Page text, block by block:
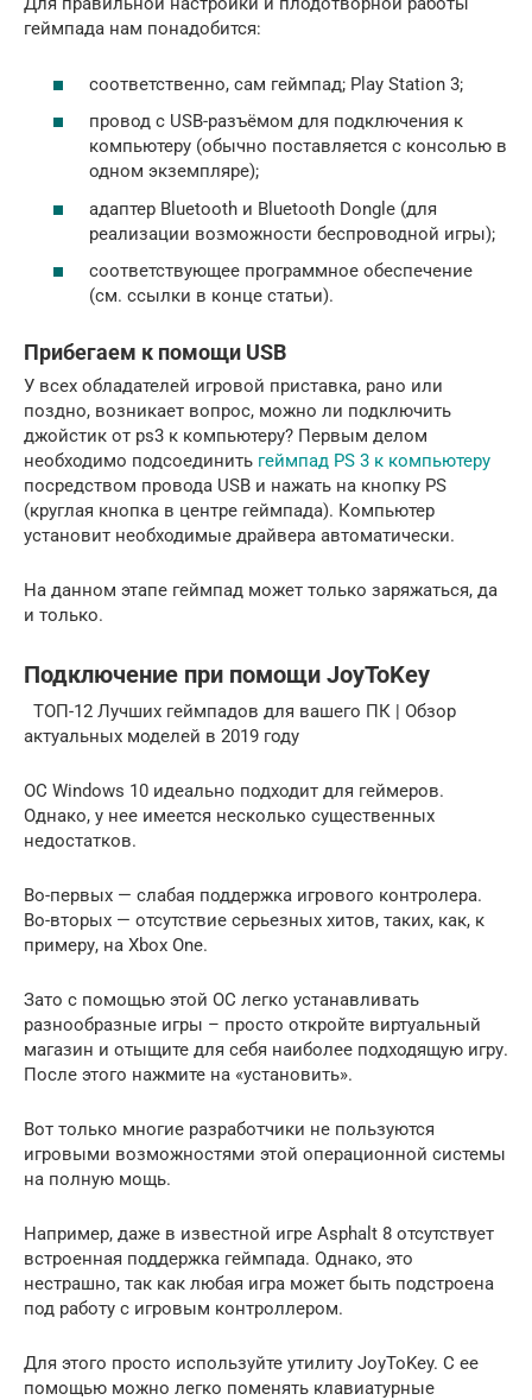
геймпада нам понадобится:
соответственно, сам геймпад; Play Station 3;
провод с USB-разъёмом для подключения к
компьютеру (обычно поставляется с консолью в
одном экземпляре);
адаптер Bluetooth и Bluetooth Dongle (для
реализации возможности беспроводной игры);
соответствующее программное обеспечение
(см. ссылки в конце статьи).
Прибегаем к помощи USB
У всех обладателей игровой приставка, рано или
поздно, возникает вопрос, можно ли подключить
джойстик от ps3 к компьютеру? Первым делом
необходимо подсоединить геймпад PS 3 к компьютеру
посредством провода USB и нажать на кнопку PS
(круглая кнопка в центре геймпада). Компьютер
установит необходимые драйвера автоматически.
На данном этапе геймпад может только заряжаться, да
и только.
Подключение при помощи JoyToKey
ТОП-12 Лучших геймпадов для вашего ПК | Обзор
актуальных моделей в 2019 году
ОС Windows 10 идеально подходит для геймеров.
Однако, у нее имеется несколько существенных
недостатков.
Во-первых — слабая поддержка игрового контролера.
Во-вторых — отсутствие серьезных хитов, таких, как, к
примеру, на Xbox One.
Зато с помощью этой ОС легко устанавливать
разнообразные игры – просто откройте виртуальный
магазин и отыщите для себя наиболее подходящую игру.
После этого нажмите на «установить».
Вот только многие разработчики не пользуются
игровыми возможностями этой операционной системы
на полную мощь.
Например, даже в известной игре Asphalt 8 отсутствует
встроенная поддержка геймпада. Однако, это
нестрашно, так как любая игра может быть подстроена
под работу с игровым контроллером.
Для этого просто используйте утилиту JoyToKey. С ее
помощью можно легко поменять клавиатурные